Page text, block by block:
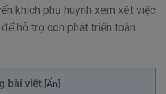
khích phụ huynh xem xét việc
hỗ trợ con phát triển toàn
bài viết [Ẩn]